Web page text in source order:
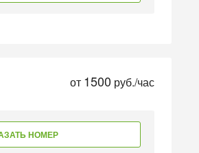
от 1500 руб./час
НОМЕР